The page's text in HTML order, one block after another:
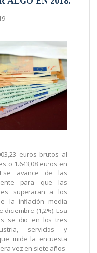
euros brutos al
o 1.643,08 euros en
avance de las
para que las
superaran a los
la inflación media
diciembre (1,2%). Esa
se dio en los tres
servicios y
mide la encuesta
vez en siete años